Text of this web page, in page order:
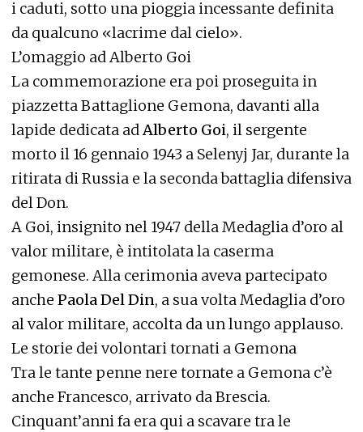
i caduti, sotto una pioggia incessante definita
da qualcuno «lacrime dal cielo».
L’omaggio ad Alberto Goi
La commemorazione era poi proseguita in
piazzetta Battaglione Gemona, davanti alla
lapide dedicata adAlberto Goi, il sergente
morto il 16 gennaio 1943 a Selenyj Jar, durante la
ritirata di Russia e la seconda battaglia difensiva
del Don.
A Goi, insignito nel 1947 della Medaglia d’oro al
valor militare, è intitolata la caserma
gemonese. Alla cerimonia aveva partecipato
anche Paola Del Din, a sua volta Medaglia d’oro
al valor militare, accolta da un lungo applauso.
Le storie dei volontari tornati a Gemona
Tra le tante penne nere tornate a Gemona c’è
anche Francesco, arrivato da Brescia.
Cinquant’anni fa era qui a scavare tra le